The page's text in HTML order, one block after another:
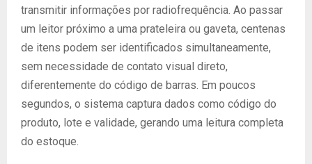
transmitir informações por radiofrequência. Ao passar
um leitor próximo a uma prateleira ou gaveta, centenas
de itens podem ser identificados simultaneamente,
sem necessidade de contato visual direto,
diferentemente do código de barras. Em poucos
segundos, o sistema captura dados como código do
produto, lote e validade, gerando uma leitura completa
do estoque.